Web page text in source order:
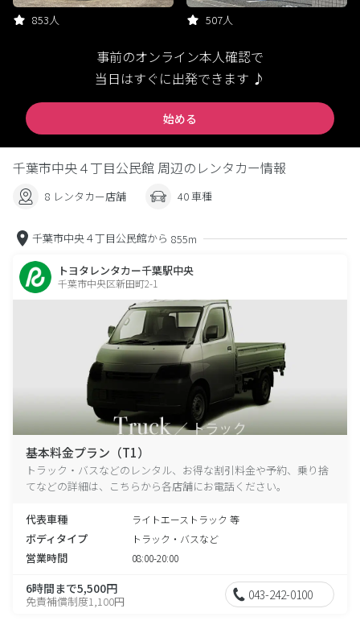
853人 507人
事前のオンライン本人確認で
当日はすぐに出発できます ♪
始める
千葉市中央４丁目公民館 周辺のレンタカー情報
8 レンタカー店舗 40 車種
千葉市中央４丁目公民館から 855m
トヨタレンタカー千葉駅中央
千葉市中央区新田町2-1
基本料金プラン（T1）
トラック・バスなどのレンタル、お得な割引料金や予約、乗り捨
てなどの詳細は、こちらから各店舗にお電話ください。
代表車種 ライトエーストラック 等
ボディタイプ トラック・バスなど
営業時間 08:00-20:00
6時間まで5,500円
免責補償制度1,100円 043-242-0100